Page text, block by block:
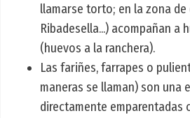
llamarse torto; en la zona
Ribadesella...) acompañan
(huevos a la ranchera).
Las fariñes, farrapes o
maneras se llaman) son una
directamente emparentadas